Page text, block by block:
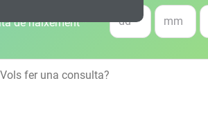
de naixement *